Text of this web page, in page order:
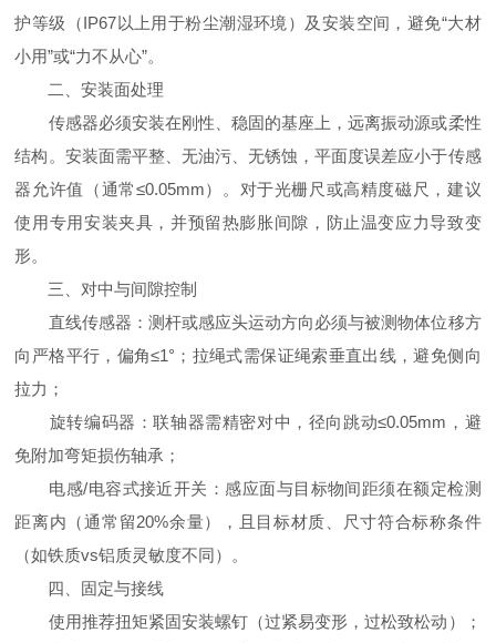
护等级（IP67以上用于粉尘潮湿环境）及安装空间，避免“大材
小用”或“力不从心”。
二、安装面处理
传感器必须安装在刚性、稳固的基座上，远离振动源或柔性
结构。安装面需平整、无油污、无锈蚀，平面度误差应小于传感
器允许值（通常≤0.05mm）。对于光栅尺或高精度磁尺，建议
使用专用安装夹具，并预留热膨胀间隙，防止温变应力导致变
形。
三、对中与间隙控制
直线传感器：测杆或感应头运动方向必须与被测物体位移方
向严格平行，偏角≤1°；拉绳式需保证绳索垂直出线，避免侧向
拉力；
旋转编码器：联轴器需精密对中，径向跳动≤0.05mm，避
免附加弯矩损伤轴承；
电感/电容式接近开关：感应面与目标物间距须在额定检测
距离内（通常留20%余量），且目标材质、尺寸符合标称条件
（如铁质vs铝质灵敏度不同）。
四、固定与接线
使用推荐扭矩紧固安装螺钉（过紧易变形，过松致松动）；